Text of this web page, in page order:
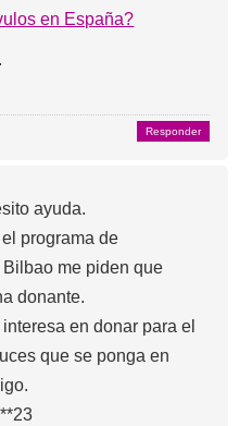
en España?
Responder
ayuda.
programa de
me piden que
donante.
en donar para el
que se ponga en